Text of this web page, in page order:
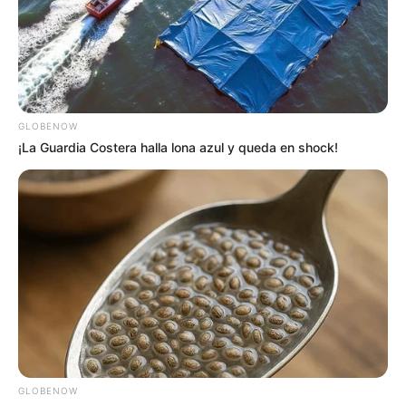
MANTÉNGASE EN ALERTA
Tenemos todas las noticias que le
interesan. Para estar bien informado, por
ACTIVAR AHORA
TEMAS DESTACADOS
EMERGENCIAS POR LLUVIAS
METRO DE MEDELLÍN
ELECCIONES PRESIDENCIALES
MARINILLA - ANTIOQUIA
GLOBENOW
¡La Guardia Costera halla lona azul y queda en shock!
GLOBENOW